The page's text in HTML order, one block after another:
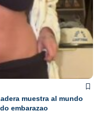
muestra al mundo
embarazao